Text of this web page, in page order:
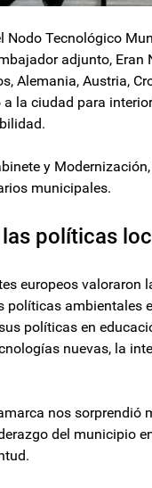
Nodo Tecnológico
adjunto, Eran
Alemania, Austria,
la ciudad para
y
municipales.
políticas
europeos valoraron
políticas ambientales
políticas en
nuevas, la
nos sorprendió
del municipio